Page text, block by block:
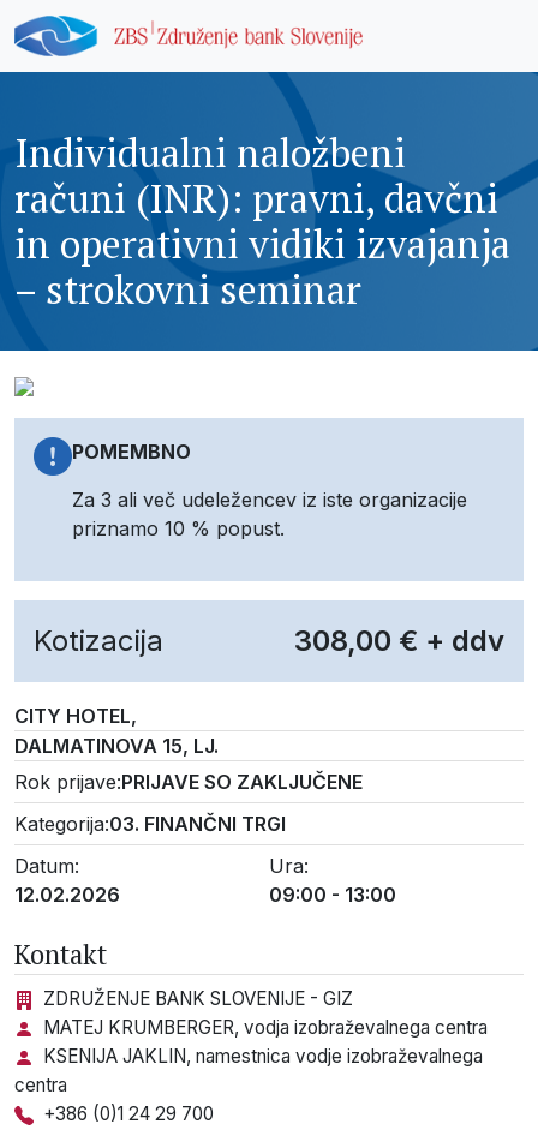
Individualni naložbeni
računi (INR): pravni, davčni
in operativni vidiki izvajanja
– strokovni seminar
POMEMBNO
Za 3 ali več udeležencev iz iste organizacije
priznamo 10 % popust.
Kotizacija 308,00 € + ddv
CITY HOTEL,
DALMATINOVA 15, LJ.
Rok prijave:PRIJAVE SO ZAKLJUČENE
Kategorija:03. FINANČNI TRGI
Datum:
12.02.2026
Ura:
09:00 - 13:00
Kontakt
ZDRUŽENJE BANK SLOVENIJE - GIZ
MATEJ KRUMBERGER, vodja izobraževalnega centra
KSENIJA JAKLIN, namestnica vodje izobraževalnega
centra
+386 (0)1 24 29 700